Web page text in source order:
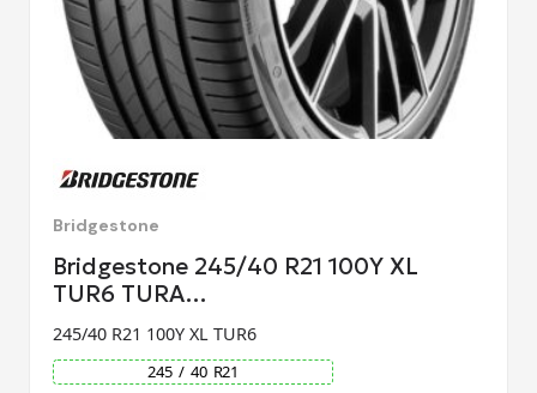
Bridgestone
Bridgestone 245/40 R21 100Y XL
TUR6 TURA…
245/40 R21 100Y XL TUR6
245 / 40 R21